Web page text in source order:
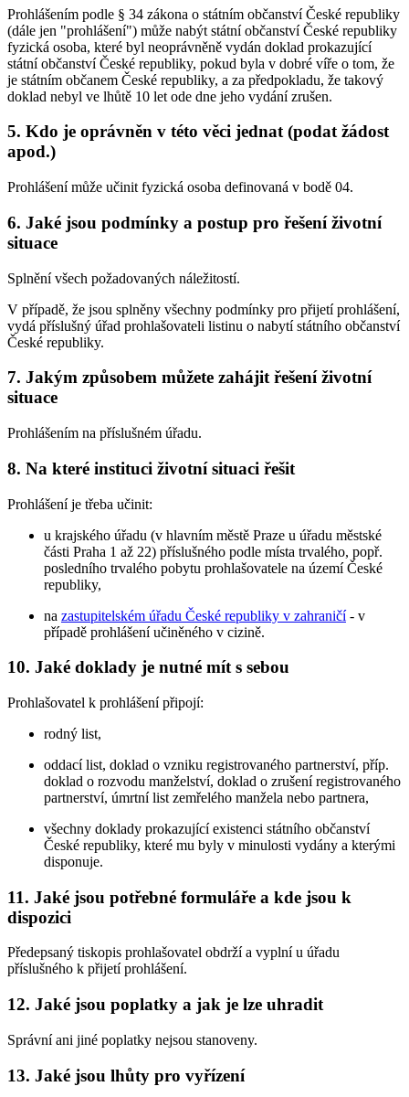
Prohlášením podle § 34 zákona o státním občanství České republiky
(dále jen "prohlášení") může nabýt státní občanství České republiky
fyzická osoba, které byl neoprávněně vydán doklad prokazující
státní občanství České republiky, pokud byla v dobré víře o tom, že
je státním občanem České republiky, a za předpokladu, že takový
doklad nebyl ve lhůtě 10 let ode dne jeho vydání zrušen.
5. Kdo je oprávněn v této věci jednat (podat žádost
apod.)
Prohlášení může učinit fyzická osoba definovaná v bodě 04.
6. Jaké jsou podmínky a postup pro řešení životní
situace
Splnění všech požadovaných náležitostí.
V případě, že jsou splněny všechny podmínky pro přijetí prohlášení,
vydá příslušný úřad prohlašovateli listinu o nabytí státního občanství
České republiky.
7. Jakým způsobem můžete zahájit řešení životní
situace
Prohlášením na příslušném úřadu.
8. Na které instituci životní situaci řešit
Prohlášení je třeba učinit:
u krajského úřadu (v hlavním městě Praze u úřadu městské
části Praha 1 až 22) příslušného podle místa trvalého, popř.
posledního trvalého pobytu prohlašovatele na území České
republiky,
na zastupitelském úřadu České republiky v zahraničí- v
případě prohlášení učiněného v cizině.
10. Jaké doklady je nutné mít s sebou
Prohlašovatel k prohlášení připojí:
rodný list,
oddací list, doklad o vzniku registrovaného partnerství, příp.
doklad o rozvodu manželství, doklad o zrušení registrovaného
partnerství, úmrtní list zemřelého manžela nebo partnera,
všechny doklady prokazující existenci státního občanství
České republiky, které mu byly v minulosti vydány a kterými
disponuje.
11. Jaké jsou potřebné formuláře a kde jsou k
dispozici
Předepsaný tiskopis prohlašovatel obdrží a vyplní u úřadu
příslušného k přijetí prohlášení.
12. Jaké jsou poplatky a jak je lze uhradit
Správní ani jiné poplatky nejsou stanoveny.
13. Jaké jsou lhůty pro vyřízení